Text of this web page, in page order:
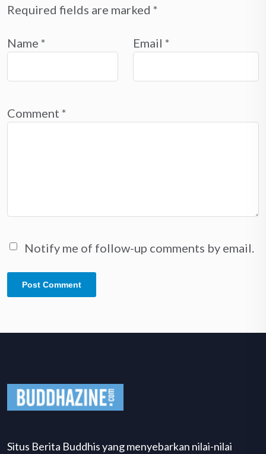
Required fields are marked *
Name * Email *
Comment *
Notify me of follow-up comments by email.
Situs Berita Buddhis yang menyebarkan nilai-nilai